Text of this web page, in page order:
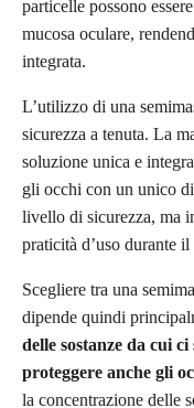
particelle possono
mucosa oculare,
integrata.
L’utilizzo di una
sicurezza a tenuta. La
soluzione unica e
gli occhi con un unico
livello di sicurezza, ma
praticità d’uso durante
Scegliere tra una
dipende quindi
delle sostanze da cui
proteggere anche gli
la concentrazione delle